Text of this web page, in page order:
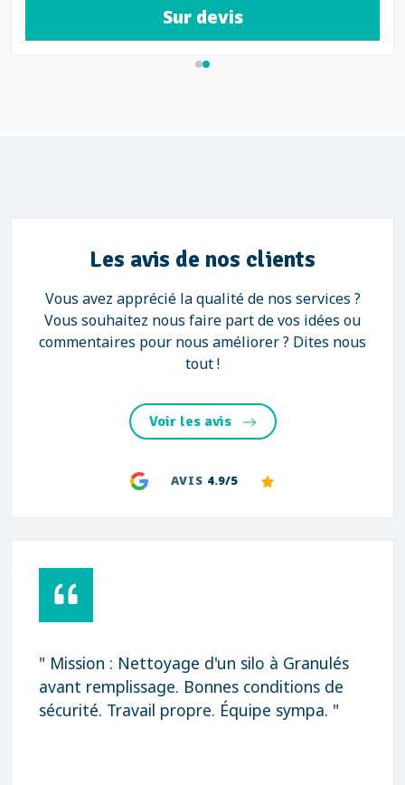
Sur devis
Les avis de nos clients
Vous avez apprécié la qualité de nos services ?
Vous souhaitez nous faire part de vos idées ou
commentaires pour nous améliorer ? Dites nous
tout !
Voir les avis
AVIS 4.9/5
" Mission : Nettoyage d'un silo à Granulés
avant remplissage. Bonnes conditions de
sécurité. Travail propre. Équipe sympa. "